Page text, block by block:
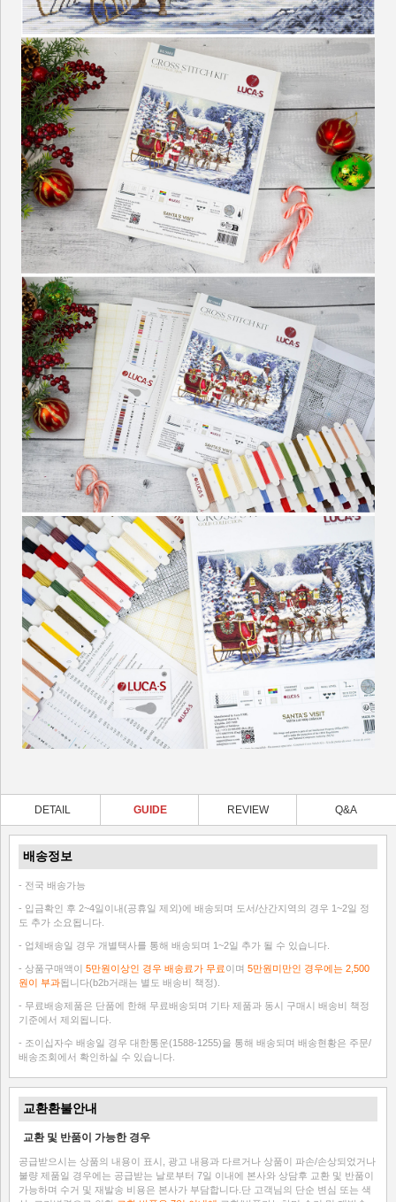
DETAIL GUIDE REVIEW Q&A
배송정보
- 전국 배송가능
- 입금확인 후 2~4일이내(공휴일 제외)에 배송되며 도서/산간지역의 경우 1~2일 정
도 추가 소요됩니다.
- 업체배송일 경우 개별택사를 통해 배송되며 1~2일 추가 될 수 있습니다.
- 상품구매액이 5만원이상인 경우 배송료가 무료 이며 5만원미만인 경우에는 2,500
원이 부과됩니다(b2b거래는 별도 배송비 책정).
- 무료배송제품은 단품에 한해 무료배송되며 기타 제품과 동시 구매시 배송비 책정
기준에서 제외됩니다.
- 조이십자수 배송일 경우 대한통운(1588-1255)을 통해 배송되며 배송현황은 주문/
배송조회에서 확인하실 수 있습니다.
교환환불안내
교환 및 반품이 가능한 경우
공급받으시는 상품의 내용이 표시, 광고 내용과 다르거나 상품이 파손/손상되었거나
불량 제품일 경우에는 공급받는 날로부터 7일 이내에 본사와 상담후 교환 및 반품이
가능하며 수거 및 재발송 비용은 본사가 부담합니다.단 고객님의 단순 변심 또는 색